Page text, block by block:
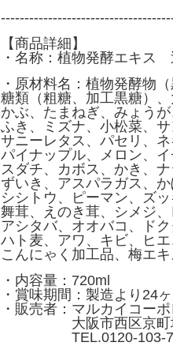
【商品詳細】
・名称：植物発酵エキス
・原材料名：植物発酵物
糖類（粗糖、加工黒糖）
かぶ、たまねぎ、みょう
ふき、ミズナ、小松菜、
サニーレタス、パセリ、
パイナップル、メロン、
スダチ、カボス、かき、
ずいき、アスパラガス、
シシトウ、ピーマン、ズ
舞茸、えのき茸、シメジ
アシタバ、オオバコ、ド
ハト麦、アワ、キビ、ヒ
こんにゃく加工品、梅エキ
・内容量：720ml
・賞味期間：製造より24ヶ
・販売者：マルカイコー
大阪市西区京町堀
TEL.0120-103-